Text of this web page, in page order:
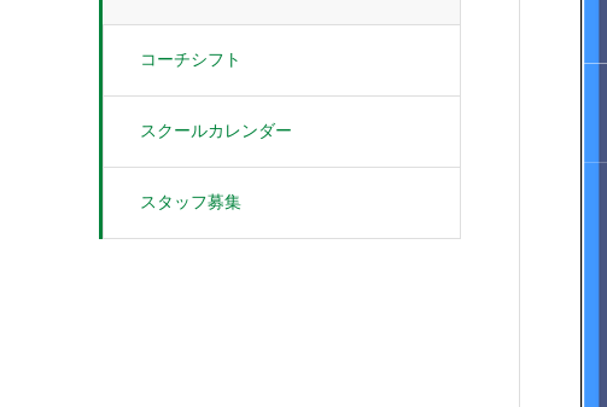
コーチシフト
スクールカレンダー
スタッフ募集